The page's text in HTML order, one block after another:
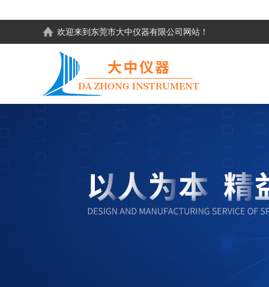
欢迎来到东莞市大中仪器有限公司网站！